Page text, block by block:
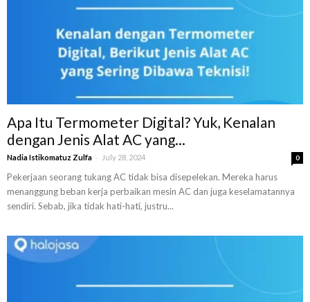
Apa Itu Termometer Digital? Yuk, Kenalan
dengan Jenis Alat AC yang...
Nadia Istikomatuz Zulfa - July 28, 2024 0
Pekerjaan seorang tukang AC tidak bisa disepelekan. Mereka harus
menanggung beban kerja perbaikan mesin AC dan juga keselamatannya
sendiri. Sebab, jika tidak hati-hati, justru...